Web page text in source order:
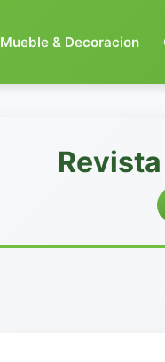
Mueble & Decoracion